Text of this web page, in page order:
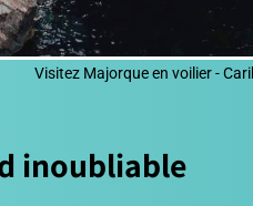
Visitez Majorque en voilier -
inoubliable